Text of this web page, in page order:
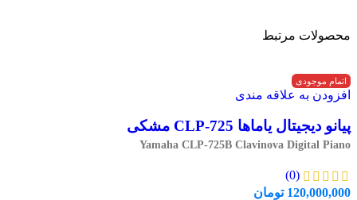
محصولات مرتبط
اتمام موجودی
افزودن به علاقه مندی
پیانو دیجیتال یاماها CLP-725 مشکی
Yamaha CLP-725B Clavinova Digital Piano
(0)
120,000,000 تومان